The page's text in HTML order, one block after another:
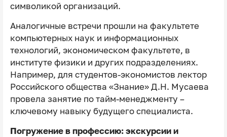
символикой организаций.
Аналогичные встречи прошли на факультете
компьютерных наук и информационных
технологий, экономическом факультете, в
институте физики и других подразделениях.
Например, для студентов-экономистов лектор
Российского общества «Знание» Д.Н. Мусаева
провела занятие по тайм-менеджменту –
ключевому навыку будущего специалиста.
Погружение в профессию: экскурсии и